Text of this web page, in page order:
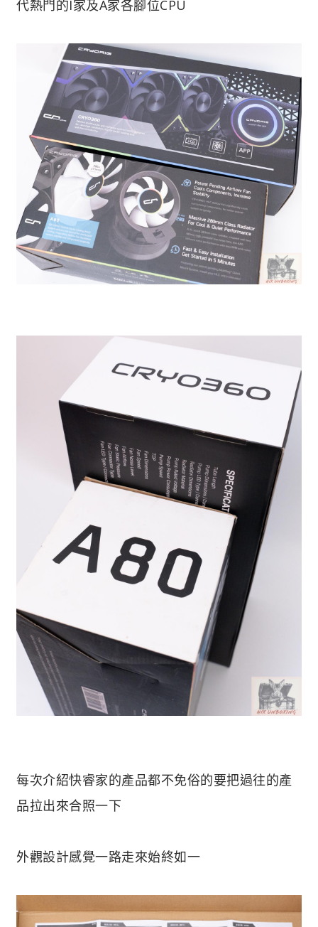
代熱門的I家及A家各腳位CPU
每次介紹快睿家的產品都不免俗的要把過往的產
品拉出來合照一下
外觀設計感覺一路走來始終如一